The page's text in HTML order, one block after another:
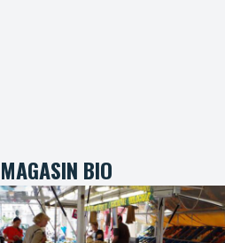
MAGASIN BIO